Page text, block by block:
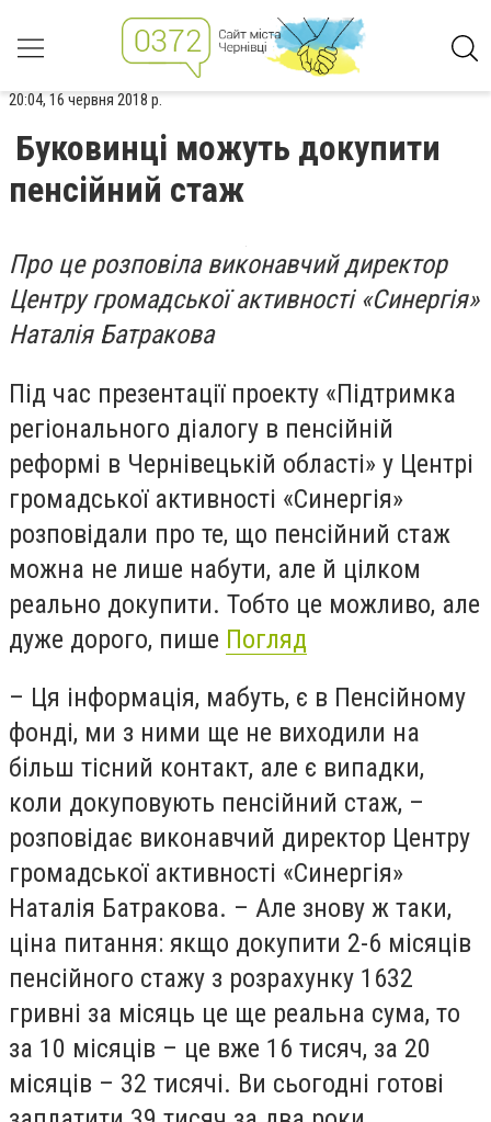
20:04, 16 червня 2018 р.
Буковинці можуть докупити
пенсійний стаж
Про це розповіла виконавчий директор
Центру громадської активності «Синергія»
Наталія Батракова
Під час презентації проекту «Підтримка
регіонального діалогу в пенсійній
реформі в Чернівецькій області» у Центрі
громадської активності «Синергія»
розповідали про те, що пенсійний стаж
можна не лише набути, але й цілком
реально докупити. Тобто це можливо, але
дуже дорого, пише Погляд
– Ця інформація, мабуть, є в Пенсійному
фонді, ми з ними ще не виходили на
більш тісний контакт, але є випадки,
коли докуповують пенсійний стаж, –
розповідає виконавчий директор Центру
громадської активності «Синергія»
Наталія Батракова. – Але знову ж таки,
ціна питання: якщо докупити 2-6 місяців
пенсійного стажу з розрахунку 1632
гривні за місяць це ще реальна сума, то
за 10 місяців – це вже 16 тисяч, за 20
місяців – 32 тисячі. Ви сьогодні готові